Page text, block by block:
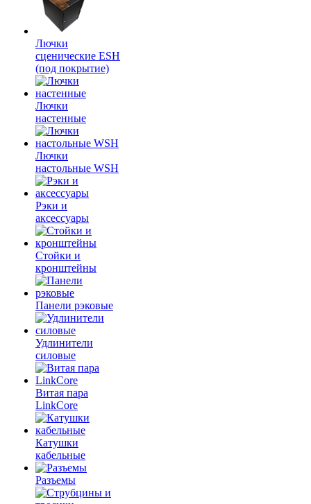
Лючки
сценические ESH
(под покрытие)
Лючки
настенные
Лючки
настольные WSH
Рэки и
аксессуары
Стойки и
кронштейны
Панели рэковые
Удлинители
силовые
Витая пара
LinkCore
Катушки
кабельные
Разъемы